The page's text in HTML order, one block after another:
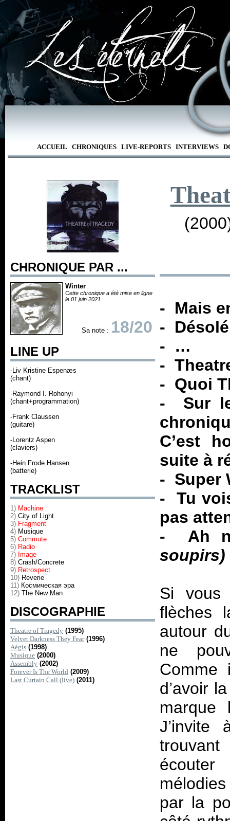
ACCUEIL CHRONIQUES LIVE-REPORTS INTERVIEWS
CHRONIQUE PAR ...
Winter
Cette chronique a été mise en ligne
le 01 juin 2021
Sa note : 18/20
LINE UP
-Liv Kristine Espenæs
(chant)
-Raymond I. Rohonyi
(chant+programmation)
-Frank Claussen
(guitare)
-Lorentz Aspen
(claviers)
-Hein Frode Hansen
(batterie)
TRACKLIST
1) Machine
2) City of Light
3) Fragment
4) Musique
5) Commute
6) Radio
7) Image
8) Crash/Concrete
9) Retrospect
10) Reverie
11) Космическая эра
12) The New Man
DISCOGRAPHIE
Theatre of Tragedy (1995)
Velvet Darkness They Fear (1996)
Aégis (1998)
Musique (2000)
Assembly (2002)
Forever Is The World (2009)
Last Curtain Call (live) (2011)
- Mais
-
- …
-
- Quoi
- Sur le
C’est
suite à
- Super
- Tu
pas
- Ah
soupirs)
Si vous
flèches
autour
ne
Comme
d’avoir
marque
J’invite
écouter
par la